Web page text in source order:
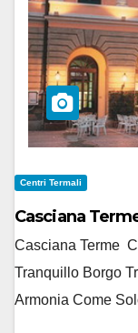
Centri Termali
Casciana
Casciana Terme
Tranquillo Borgo
Armonia Come